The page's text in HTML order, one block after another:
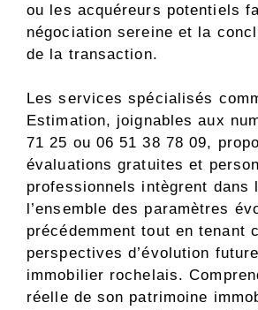
ou les acquéreurs potentiels
négociation sereine et la
de la transaction.
Les services spécialisés
Estimation, joignables aux
71 25 ou 06 51 38 78 09,
évaluations gratuites et
professionnels intègrent dans
l’ensemble des paramètres
précédemment tout en tenant
perspectives d’évolution
immobilier rochelais.
réelle de son patrimoine